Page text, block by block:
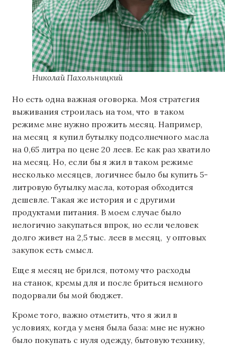
Николай Пахольницкий
Но есть одна важная оговорка. Моя стратегия
выживания строилась на том, что в таком
режиме мне нужно прожить месяц. Например,
на месяц я купил бутылку подсолнечного масла
на 0,65 литра по цене 20 леев. Ее как раз хватило
на месяц. Но, если бы я жил в таком режиме
несколько месяцев, логичнее было бы купить 5-
литровую бутылку масла, которая обходится
дешевле. Такая же история и с другими
продуктами питания. В моем случае было
нелогично закупаться впрок, но если человек
долго живет на 2,5 тыс. леев в месяц, у оптовых
закупок есть смысл.
Еще я месяц не брился, потому что расходы
на станок, кремы для и после бриться немного
подорвали бы мой бюджет.
Кроме того, важно отметить, что я жил в
условиях, когда у меня была база: мне не нужно
было покупать с нуля одежду, бытовую технику,